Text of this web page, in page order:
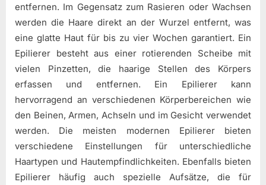
entfernen. Im Gegensatz zum Rasieren oder Wachsen
werden die Haare direkt an der Wurzel entfernt, was
eine glatte Haut für bis zu vier Wochen garantiert. Ein
Epilierer besteht aus einer rotierenden Scheibe mit
vielen Pinzetten, die haarige Stellen des Körpers
erfassen und entfernen. Ein Epilierer kann
hervorragend an verschiedenen Körperbereichen wie
den Beinen, Armen, Achseln und im Gesicht verwendet
werden. Die meisten modernen Epilierer bieten
verschiedene Einstellungen für unterschiedliche
Haartypen und Hautempfindlichkeiten. Ebenfalls bieten
Epilierer häufig auch spezielle Aufsätze, die für